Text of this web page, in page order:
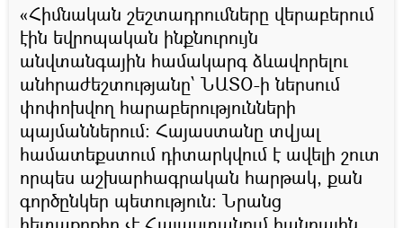
«Հիմնական շեշտադրումները վերաբերում
էին եվրոպական ինքնուրույն
անվտանգային համակարգ ձևավորելու
անհրաժեշտությանը՝ ՆԱՏՕ-ի ներսում
փոփոխվող հարաբերությունների
պայմաններում։ Հայաստանը տվյալ
համատեքստում դիտարկվում է ավելի շուտ
որպես աշխարհագրական հարթակ, քան
գործընկեր պետություն։ Նրանց